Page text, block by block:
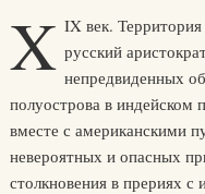
X IX век.
русский
непредвиденных
полуострова в индейском
вместе с американскими
невероятных и опасных
столкновения в прериях